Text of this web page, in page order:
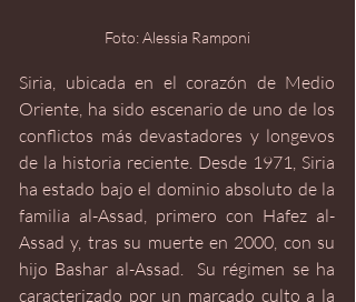
Foto: Alessia Ramponi
Siria, ubicada en el corazón de Medio
Oriente, ha sido escenario de uno de los
conflictos más devastadores y longevos
de la historia reciente. Desde 1971, Siria
ha estado bajo el dominio absoluto de la
familia al-Assad, primero con Hafez al-
Assad y, tras su muerte en 2000, con su
hijo Bashar al-Assad.  Su régimen se ha
caracterizado por un marcado culto a la